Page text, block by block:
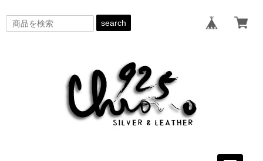
search